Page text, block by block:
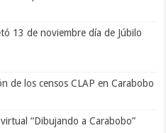
13 de noviembre día de Júbilo
de los censos CLAP en Carabobo
“Dibujando a Carabobo”